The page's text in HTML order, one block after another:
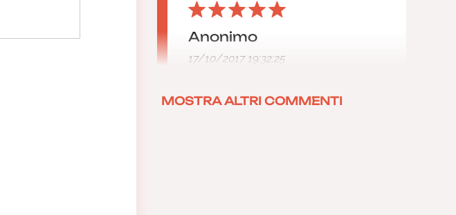
Anonimo
17/10/2017 19:32:25
MOSTRA ALTRI COMMENTI